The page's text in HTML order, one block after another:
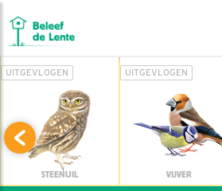
UITGEVLOGEN
STEENUIL
UITGEVLOGEN
VIJVER